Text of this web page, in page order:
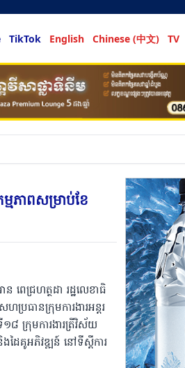
TikTok English Chinese (中文) TV
ភាពសម្រាប់ខែ
ពេជ្រហត្ថដា រដ្ឋលេខាធិ
ធានក្រុមការងារអន្តរ
៨ ក្រុមការងារត្រីវិស័យ
ៃគូអភិវឌ្ឍន៍ នៅទីស្តីការ